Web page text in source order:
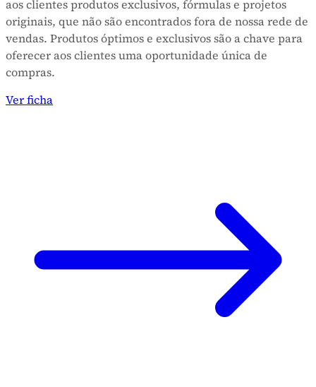
aos clientes produtos exclusivos, fórmulas e projetos
originais, que não são encontrados fora de nossa rede de
vendas. Produtos óptimos e exclusivos são a chave para
oferecer aos clientes uma oportunidade única de
compras.
Ver ficha